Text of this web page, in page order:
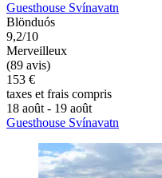
Guesthouse Svínavatn
Blönduós
9,2/10
Merveilleux
(89 avis)
153 €
taxes et frais compris
18 août - 19 août
Guesthouse Svínavatn